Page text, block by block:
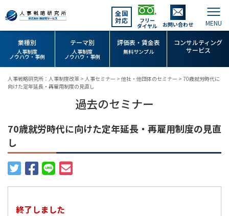
全国
対応
フリー
ダイヤル お問い合わせ
業種別
人事制度
ノウハウ・事例
テーマ別
人事制度
ノウハウ・事例
評価表・賃金表
無料サンプル
コンサルティング
サービス
人事戦略研究所：人事制度改革 > 人事セミナー > 他社・他団体のセミナー > 70歳就労時代に
向けた定年延長・再雇用制度の見直し
過去のセミナー
70歳就労時代に向けた定年延長・再雇用制度の見直
し
終了しました